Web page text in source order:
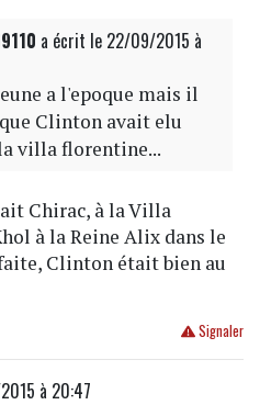
a écrit le 22/09/2015 à
a l'epoque mais il
Clinton avait elu
villa florentine...
Chirac, à la Villa
à la Reine Alix dans le
Clinton était bien au
Signaler
à 20:47